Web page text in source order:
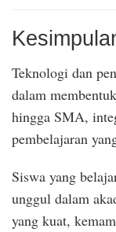
Teknologi dan
dalam
hingga SMA,
pembelajaran
Siswa yang
unggul dalam
yang kuat,